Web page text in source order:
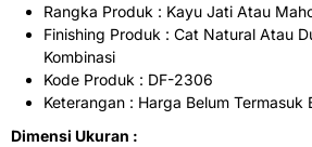
Rangka Produk : Kayu Jati Atau
Finishing Produk : Cat Natural Atau
Kombinasi
Kode Produk : DF-2306
Keterangan : Harga Belum Termasuk
Dimensi Ukuran :